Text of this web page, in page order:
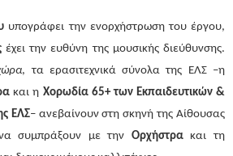
υπογράφει την ενορχήστρωση του έργου,
έχει την ευθύνη της μουσικής διεύθυνσης.
, τα ερασιτεχνικά σύνολα της ΕΛΣ –η
και η Χορωδία 65+ των Εκπαιδευτικών &
ΕΛΣ– ανεβαίνουν στη σκηνή της Αίθουσας
συμπράξουν με την Ορχήστρακαι τη